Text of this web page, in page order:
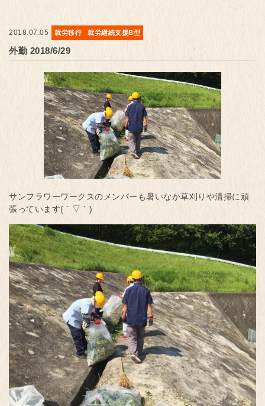
2018.07.05 就労移行 就労継続支援B型
外勤 2018/6/29
サンフラワーワークスのメンバーも暑いなか草刈りや清掃に頑
張っています( ´ ▽ ` )